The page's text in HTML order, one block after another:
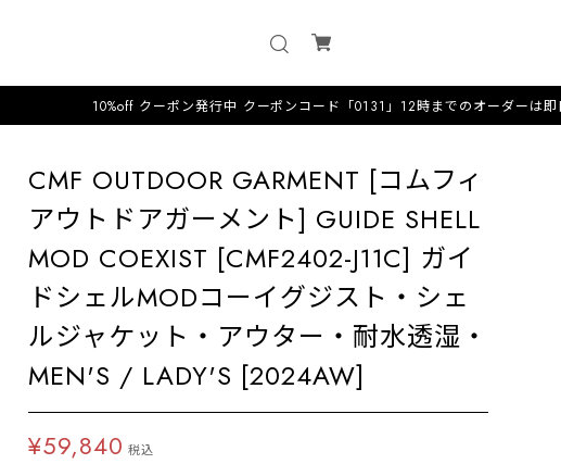
10%off クーポン発行中 クーポンコード「0131」12時までのオーダーは即日配送·毎日
CMF OUTDOOR GARMENT [コムフィ
アウトドアガーメント] GUIDE SHELL
MOD COEXIST [CMF2402-J11C] ガイ
ドシェルMODコーイグジスト・シェ
ルジャケット・アウター・耐水透湿・
MEN'S / LADY'S [2024AW]
¥59,840 税込